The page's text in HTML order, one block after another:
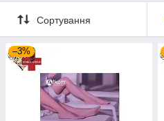
Сортування
–3%